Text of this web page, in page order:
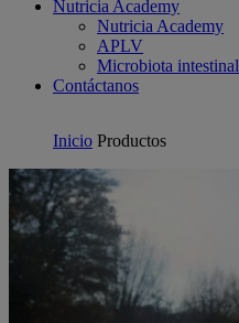
Nutricia Academy
Nutricia Academy
APLV
Microbiota intestinal
Contáctanos
Inicio Productos